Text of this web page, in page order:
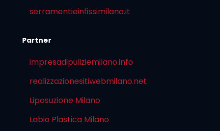
serramentieinfissimilano.it
Partner
impresadipuliziemilano.info
realizzazionesitiwebmilano.net
Liposuzione Milano
Labio Plastica Milano